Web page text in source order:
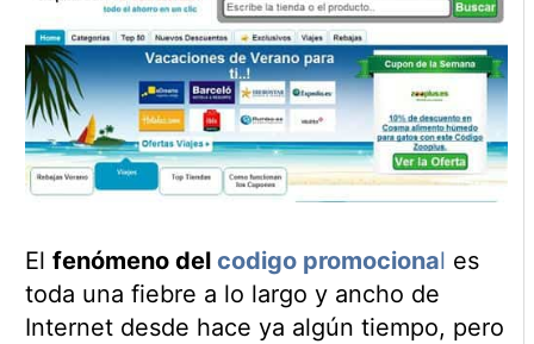
El fenómeno del codigo promocional es
toda una fiebre a lo largo y ancho de
Internet desde hace ya algún tiempo, pero